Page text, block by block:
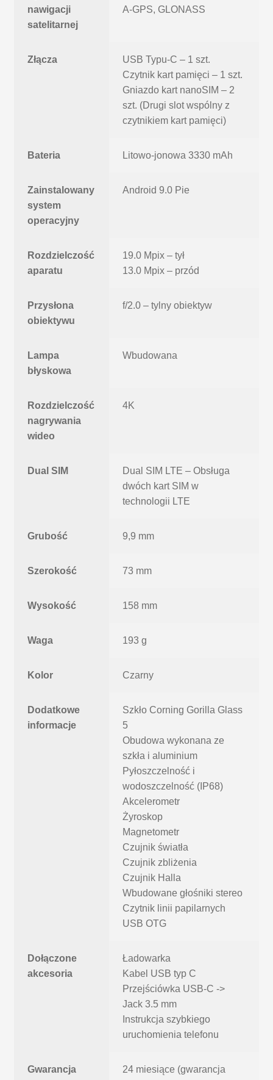
nawigacji
satelitarnej
A-GPS, GLONASS
Złącza
USB Typu-C – 1 szt.
Czytnik kart pamięci – 1 szt.
Gniazdo kart nanoSIM – 2
szt. (Drugi slot wspólny z
czytnikiem kart pamięci)
Bateria Litowo-jonowa 3330 mAh
Zainstalowany
system
operacyjny
Android 9.0 Pie
Rozdzielczość
aparatu
19.0 Mpix – tył
13.0 Mpix – przód
Przysłona
obiektywu
f/2.0 – tylny obiektyw
Lampa
błyskowa
Wbudowana
Rozdzielczość
nagrywania
wideo
4K
Dual SIM
Dual SIM LTE – Obsługa
dwóch kart SIM w
technologii LTE
Grubość 9,9 mm
Szerokość 73 mm
Wysokość 158 mm
Waga 193 g
Kolor Czarny
Dodatkowe
informacje
Szkło Corning Gorilla Glass
5
Obudowa wykonana ze
szkła i aluminium
Pyłoszczelność i
wodoszczelność (IP68)
Akcelerometr
Żyroskop
Magnetometr
Czujnik światła
Czujnik zbliżenia
Czujnik Halla
Wbudowane głośniki stereo
Czytnik linii papilarnych
USB OTG
Dołączone
akcesoria
Ładowarka
Kabel USB typ C
Przejściówka USB-C ->
Jack 3.5 mm
Instrukcja szybkiego
uruchomienia telefonu
Gwarancja
24 miesiące (gwarancja